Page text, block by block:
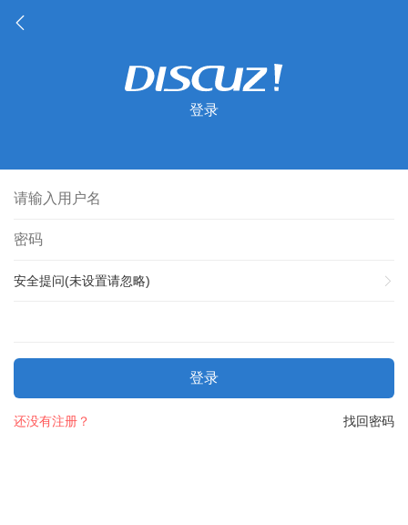
登录
安全提问(未设置请忽略)
登录
找回密码
还没有注册？